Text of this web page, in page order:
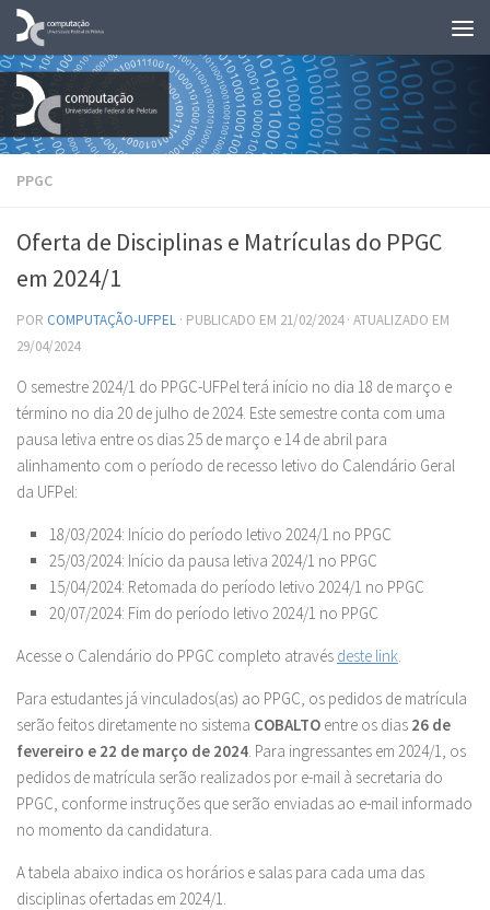
Skip to content
PPGC
Oferta de Disciplinas e Matrículas do PPGC
em 2024/1
POR COMPUTAÇÃO-UFPEL · PUBLICADO EM 21/02/2024· ATUALIZADO EM
29/04/2024
O semestre 2024/1 do PPGC-UFPel terá início no dia 18 de março e
término no dia 20 de julho de 2024. Este semestre conta com uma
pausa letiva entre os dias 25 de março e 14 de abril para
alinhamento com o período de recesso letivo do Calendário Geral
da UFPel:
18/03/2024: Início do período letivo 2024/1 no PPGC
25/03/2024: Início da pausa letiva 2024/1 no PPGC
15/04/2024: Retomada do período letivo 2024/1 no PPGC
20/07/2024: Fim do período letivo 2024/1 no PPGC
Acesse o Calendário do PPGC completo através deste link.
Para estudantes já vinculados(as) ao PPGC, os pedidos de matrícula
serão feitos diretamente no sistema COBALTO entre os dias 26 de
fevereiro e 22 de março de 2024. Para ingressantes em 2024/1, os
pedidos de matrícula serão realizados por e-mail à secretaria do
PPGC, conforme instruções que serão enviadas ao e-mail informado
no momento da candidatura.
A tabela abaixo indica os horários e salas para cada uma das
disciplinas ofertadas em 2024/1.